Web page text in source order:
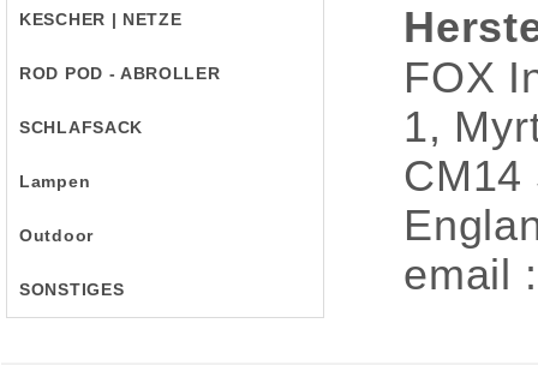
KESCHER | NETZE
ROD POD - ABROLLER
SCHLAFSACK
Lampen
Outdoor
SONSTIGES
FOX
1,
CM14
email